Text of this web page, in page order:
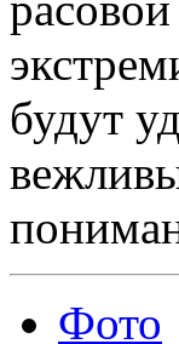
будут
Фото